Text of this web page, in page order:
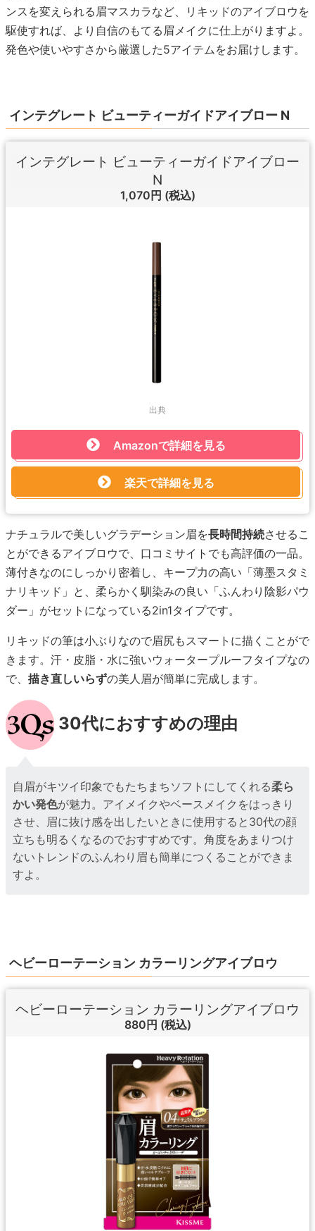
ンスを変えられる眉マスカラなど、リキッドのアイブロウを
駆使すれば、より自信のもてる眉メイクに仕上がりますよ。
発色や使いやすさから厳選した5アイテムをお届けします。
インテグレート ビューティーガイドアイブロー N
インテグレート ビューティーガイドアイブロー
N
1,070円 (税込)
出典
Amazonで詳細を見る
楽天で詳細を見る
ナチュラルで美しいグラデーション眉を長時間持続させるこ
とができるアイブロウで、口コミサイトでも高評価の一品。
薄付きなのにしっかり密着し、キープ力の高い「薄墨スタミ
ナリキッド」と、柔らかく馴染みの良い「ふんわり陰影パウ
ダー」がセットになっている2in1タイプです。
リキッドの筆は小ぶりなので眉尻もスマートに描くことがで
きます。汗・皮脂・水に強いウォータープルーフタイプなの
で、 描き直しいらずの美人眉が簡単に完成します。
30代におすすめの理由
自眉がキツイ印象でもたちまちソフトにしてくれる柔ら
かい発色が魅力。アイメイクやベースメイクをはっきり
させ、眉に抜け感を出したいときに使用すると30代の顔
立ちも明るくなるのでおすすめです。角度をあまりつけ
ないトレンドのふんわり眉も簡単につくることができま
すよ。
ヘビーローテーション カラーリングアイブロウ
ヘビーローテーション カラーリングアイブロウ
880円 (税込)